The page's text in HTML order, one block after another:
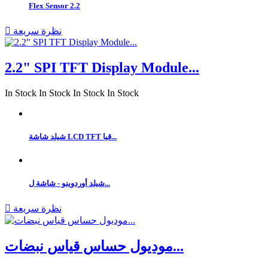
Flex Sensor 2.2
 نظرة سريعة
2.2" SPI TFT Display Module...
In Stock In Stock In Stock In Stock
شيلد شاشة LCD TFT قيا...
شيلد أوردوينو - شاشة ل...
 نظرة سريعة
موديول حساس قياس نبضات...